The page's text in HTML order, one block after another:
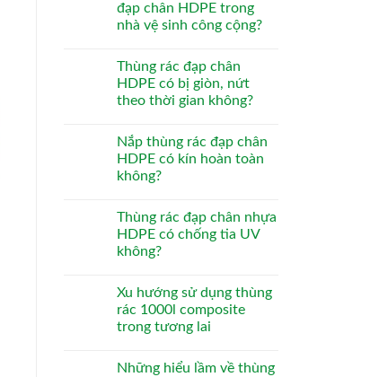
đạp chân HDPE trong
nhà vệ sinh công cộng?
Thùng rác đạp chân
HDPE có bị giòn, nứt
theo thời gian không?
Nắp thùng rác đạp chân
HDPE có kín hoàn toàn
không?
Thùng rác đạp chân nhựa
HDPE có chống tia UV
không?
Xu hướng sử dụng thùng
rác 1000l composite
trong tương lai
Những hiểu lầm về thùng